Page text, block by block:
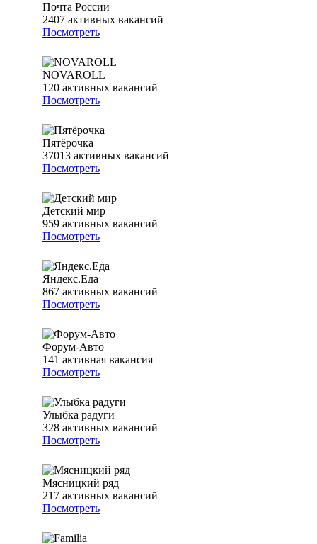
Почта России
2407 активных вакансий
Посмотреть
NOVAROLL
120 активных вакансий
Посмотреть
Пятёрочка
37013 активных вакансий
Посмотреть
Детский мир
959 активных вакансий
Посмотреть
Яндекс.Еда
867 активных вакансий
Посмотреть
Форум-Авто
141 активная вакансия
Посмотреть
Улыбка радуги
328 активных вакансий
Посмотреть
Мясницкий ряд
217 активных вакансий
Посмотреть